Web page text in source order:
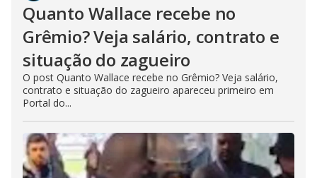
Quanto Wallace recebe no
Grêmio? Veja salário, contrato e
situação do zagueiro
O post Quanto Wallace recebe no Grêmio? Veja salário,
contrato e situação do zagueiro apareceu primeiro em
Portal do...